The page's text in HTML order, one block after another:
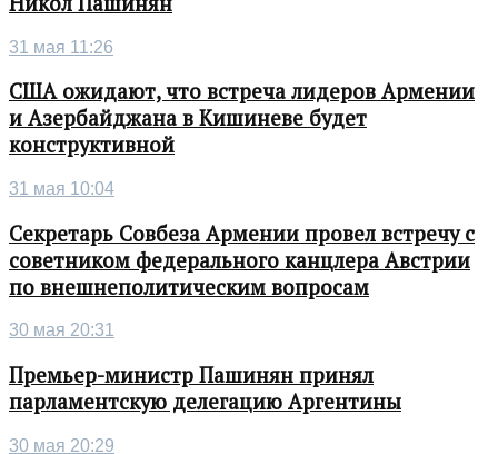
31 мая 11:26
США ожидают, что встреча лидеров Армении
и Азербайджана в Кишиневе будет
конструктивной
31 мая 10:04
Секретарь Совбеза Армении провел встречу с
советником федерального канцлера Австрии
по внешнеполитическим вопросам
30 мая 20:31
Премьер-министр Пашинян принял
парламентскую делегацию Аргентины
30 мая 20:29